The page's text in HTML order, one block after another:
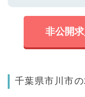
非公開
千葉県市川市